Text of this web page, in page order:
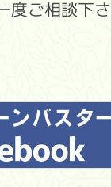
度ご相談下さ